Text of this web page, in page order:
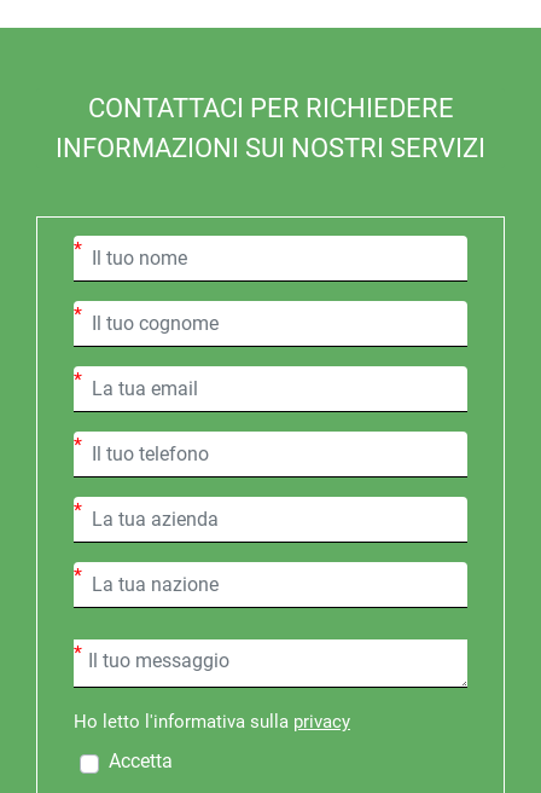
CONTATTACI PER RICHIEDERE
INFORMAZIONI SUI NOSTRI SERVIZI
*
*
*
*
*
*
*
Ho letto l'informativa sulla privacy
Accetta